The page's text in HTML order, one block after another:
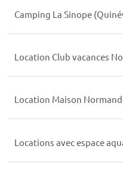
Camping La Sinope
Location Club vacances
Location Maison
Locations avec espace